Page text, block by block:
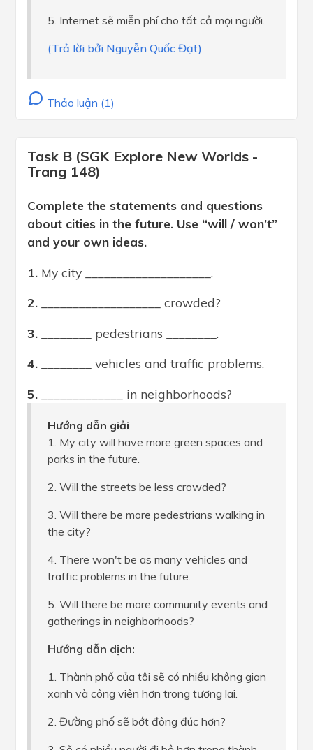
5. Internet sẽ miễn phí cho tất cả mọi người.
(Trả lời bởi Nguyễn Quốc Đạt)
Thảo luận (1)
Task B (SGK Explore New Worlds -
Trang 148)
Complete the statements and questions
about cities in the future. Use “will / won’t”
and your own ideas.
1. My city ____________________.
2. ___________________ crowded?
3. ________ pedestrians ________.
4. ________ vehicles and traffic problems.
5. _____________ in neighborhoods?
Hướng dẫn giải
1. My city will have more green spaces and
parks in the future.
2. Will the streets be less crowded?
3. Will there be more pedestrians walking in
the city?
4. There won't be as many vehicles and
traffic problems in the future.
5. Will there be more community events and
gatherings in neighborhoods?
Hướng dẫn dịch:
1. Thành phố của tôi sẽ có nhiều không gian
xanh và công viên hơn trong tương lai.
2. Đường phố sẽ bớt đông đúc hơn?